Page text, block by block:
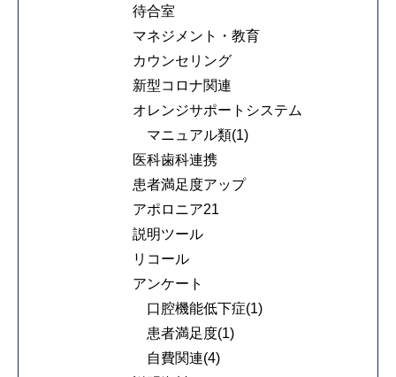
待合室
マネジメント・教育
カウンセリング
新型コロナ関連
オレンジサポートシステム
マニュアル類(1)
医科歯科連携
患者満足度アップ
アポロニア21
説明ツール
リコール
アンケート
口腔機能低下症(1)
患者満足度(1)
自費関連(4)